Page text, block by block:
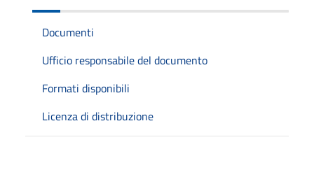
Documenti
Ufficio responsabile del documento
Formati disponibili
Licenza di distribuzione